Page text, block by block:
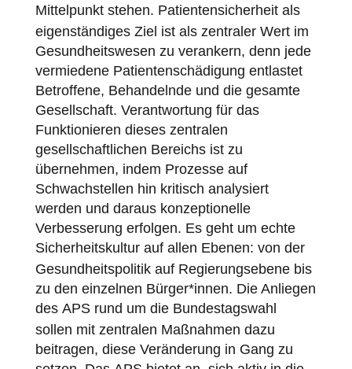
Mittelpunkt stehen. Patientensicherheitals
eigenständiges Ziel ist als zentraler Wert im
Gesundheitswesen zu verankern, denn jede
vermiedene Patientenschädigung entlastet
Betroffene, Behandelnde und die gesamte
Gesellschaft. Verantwortung für das
Funktionieren dieses zentralen
gesellschaftlichen Bereichs ist zu
übernehmen, indem Prozesse auf
Schwachstellen hin kritisch analysiert
werden und daraus konzeptionelle
Verbesserung erfolgen. Es geht um echte
Sicherheitskulturauf allen Ebenen: von der
Gesundheitspolitik auf Regierungsebene bis
zu den einzelnen Bürger*innen. Die Anliegen
des APSrund um die Bundestagswahl
sollen mit zentralen Maßnahmen dazu
beitragen, diese Veränderung in Gang zu